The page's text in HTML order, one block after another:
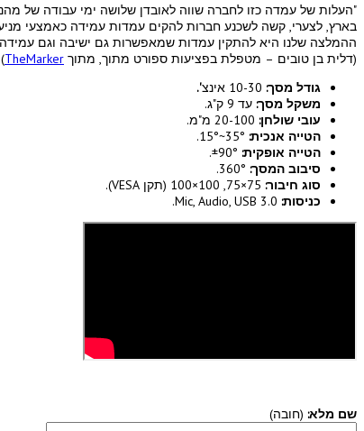
"העלות של עמדה כזו לחברה שווה לאובדן שלושה ימי עבודה של
בארץ, לצערי, קשה לשכנע חברות להקים עמדות עמידה כאמצעי
ההמלצה שלנו היא להתקין עמדות שמאפשרות גם ישיבה וגם עמידה
(דלית בן טובים – מטפלת בפציעות ספורט מתוך, מתוך TheMarker
)
גודל מסך:
'.
משקל מסך: עד 9 ק"ג.
עובי שולחן:
הטייה אנכית:
הטייה אופקית:
סיבוב המסך:
סוג חיבור:
כניסות: Mic, Audio, USB 3.0.
שם מלא: (חובה)